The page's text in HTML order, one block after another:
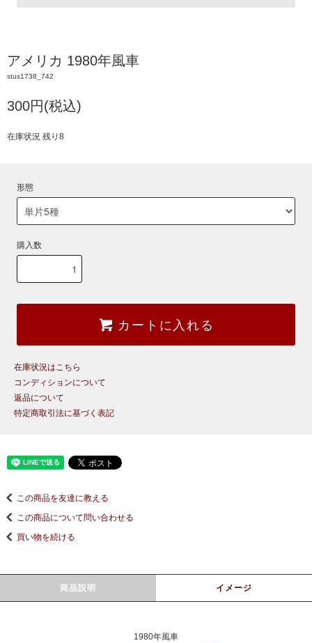
アメリカ 1980年風車
stus1738_742
300円(税込)
在庫状況 残り8
形態
購入数
カートに入れる
在庫状況はこちら
コンディションについて
返品について
特定商取引法に基づく表記
この商品を友達に教える
この商品について問い合わせる
買い物を続ける
商品説明 イメージ
1980年風車